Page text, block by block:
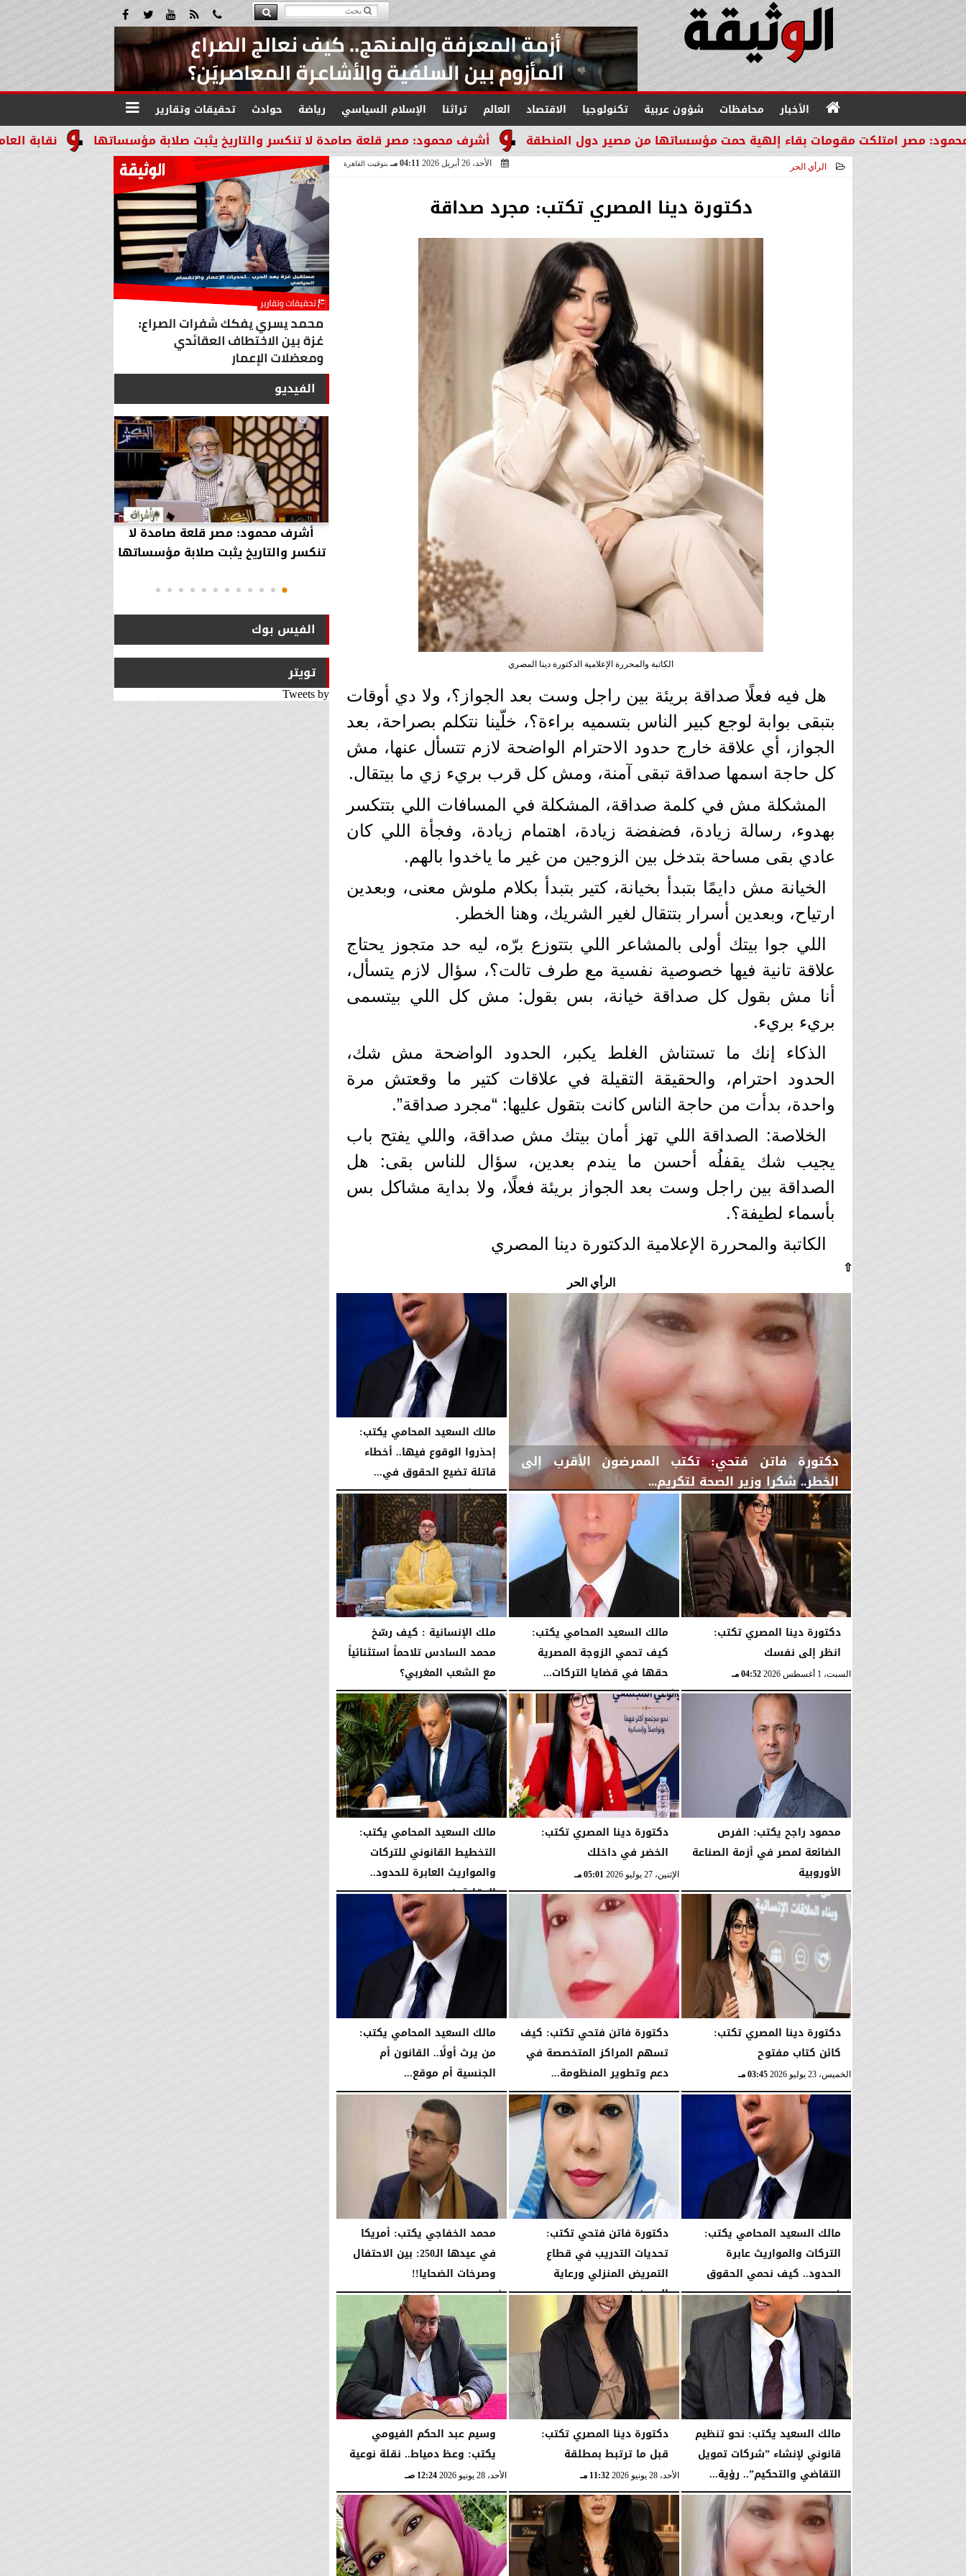
الأخبار محافظات شؤون عربية تكنولوجيا الاقتصاد العالم تراثنا الإسلام السياسي رياضة حوادث تحقيقات وتقارير
نقابة العاملين أشرف محمود: مصر قلعة صامدة لا تنكسر والتاريخ يثبت صلابة مؤسساتها مقومات بقاء إلهية حمت مؤسساتها من مصير دول المنطقة
الرأي الحر الأحد، 26 أبريل 2026 04:11 مـ بتوقيت القاهرة
دكتورة دينا المصري تكتب: مجرد صداقة
الكاتبة والمحررة الإعلامية الدكتورة دينا المصري
هل فيه فعلًا صداقة بريئة بين راجل وست بعد الجواز؟، ولا دي أوقات
بتبقى بوابة لوجع كبير الناس بتسميه براءة؟، خلّينا نتكلم بصراحة، بعد
الجواز، أي علاقة خارج حدود الاحترام الواضحة لازم تتسأل عنها، مش
كل حاجة اسمها صداقة تبقى آمنة، ومش كل قرب بريء زي ما بيتقال.
المشكلة مش في كلمة صداقة، المشكلة في المسافات اللي بتتكسر
بهدوء، رسالة زيادة، فضفضة زيادة، اهتمام زيادة، وفجأة اللي كان
عادي بقى مساحة بتدخل بين الزوجين من غير ما ياخدوا بالهم.
الخيانة مش دايمًا بتبدأ بخيانة، كتير بتبدأ بكلام ملوش معنى، وبعدين
ارتياح، وبعدين أسرار بتتقال لغير الشريك، وهنا الخطر.
اللي جوا بيتك أولى بالمشاعر اللي بتتوزع برّه، ليه حد متجوز يحتاج
علاقة تانية فيها خصوصية نفسية مع طرف تالت؟، سؤال لازم يتسأل،
أنا مش بقول كل صداقة خيانة، بس بقول: مش كل اللي بيتسمى
بريء بريء.
الذكاء إنك ما تستناش الغلط يكبر، الحدود الواضحة مش شك،
الحدود احترام، والحقيقة التقيلة في علاقات كتير ما وقعتش مرة
واحدة، بدأت من حاجة الناس كانت بتقول عليها: “مجرد صداقة”.
الخلاصة: الصداقة اللي تهز أمان بيتك مش صداقة، واللي يفتح باب
يجيب شك يقفلُه أحسن ما يندم بعدين، سؤال للناس بقى: هل
الصداقة بين راجل وست بعد الجواز بريئة فعلًا، ولا بداية مشاكل بس
بأسماء لطيفة؟.
الكاتبة والمحررة الإعلامية الدكتورة دينا المصري
⇧
الرأي الحر
دكتورة فاتن فتحي: تكتب الممرضون الأقرب إلى
الخطر.. شكرا وزير الصحة لتكريم...
الجمعة، 7 أغسطس 2026 03:19 صـ
مالك السعيد المحامي يكتب:
إحذروا الوقوع فيها.. أخطاء
قاتلة تضيع الحقوق في...
الجمعة، 7 أغسطس 2026 03:16 صـ
دكتورة دينا المصري تكتب:
انظر إلى نفسك
السبت، 1 أغسطس 2026 04:52 مـ
مالك السعيد المحامي يكتب:
كيف تحمي الزوجة المصرية
حقها في قضايا التركات...
الأربعاء، 29 يوليو 2026 02:34 صـ
ملك الإنسانية : كيف رسّخ
محمد السادس تلاحماً استثنائياً
مع الشعب المغربي؟
الثلاثاء، 28 يوليو 2026 12:25 صـ
محمود راجح يكتب: الفرص
الضائعة لمصر في أزمة الصناعة
الأوروبية
الإثنين، 27 يوليو 2026 06:36 مـ
دكتورة دينا المصري تكتب:
الخضر في داخلك
الإثنين، 27 يوليو 2026 05:01 مـ
مالك السعيد المحامي يكتب:
التخطيط القانوني للتركات
والمواريث العابرة للحدود..
الوقاية خير...
05:02 مـ
دكتورة دينا المصري تكتب:
كائن كتاب مفتوح
الخميس، 23 يوليو 2026 03:45 مـ
دكتورة فاتن فتحي تكتب: كيف
تسهم المراكز المتخصصة في
دعم وتطوير المنظومة...
الخميس، 23 يوليو 2026 01:56 مـ
مالك السعيد المحامي يكتب:
من يرث أولًا.. القانون أم
الجنسية أم موقع...
الخميس، 16 يوليو 2026 02:59 مـ
مالك السعيد المحامي يكتب:
التركات والمواريث عابرة
الحدود.. كيف نحمي الحقوق
في...
الأحد، 12 يوليو 2026 06:50 مـ
دكتورة فاتن فتحي تكتب:
تحديات التدريب في قطاع
التمريض المنزلي ورعاية
المسنين.....
10:57 مـ
محمد الخفاجي يكتب: أمريكا
في عيدها الـ250: بين الاحتفال
وصرخات الضحايا!!
الأحد، 5 يوليو 2026 10:58 مـ
مالك السعيد يكتب: نحو تنظيم
قانوني لإنشاء ”شركات تمويل
التقاضي والتحكيم”.. رؤية...
السبت، 4 يوليو 2026 09:16 مـ
دكتورة دينا المصري تكتب:
قبل ما ترتبط بمطلقة
الأحد، 28 يونيو 2026 11:32 مـ
وسيم عبد الحكم الفيومي
يكتب: وعظ دمياط.. نقلة نوعية
الأحد، 28 يونيو 2026 12:24 صـ
الفيديو
خبير أمني: طهران تستغل التهدئة
لتجارب تحت الأرض وتحالفها مع الصين
وروسيا...
أشرف محمود: مصر قلعة صامدة لا
تنكسر والتاريخ يثبت صلابة مؤسساتها
الفيس بوك
تويتر
Tweets by